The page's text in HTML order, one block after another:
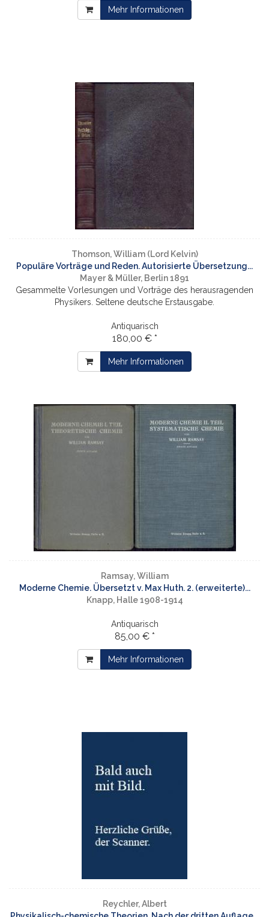
Mehr Informationen
Thomson, William (Lord Kelvin)
Populäre Vorträge und Reden. Autorisierte Übersetzung...
Mayer & Müller, Berlin 1891
Gesammelte Vorlesungen und Vorträge des herausragenden
Physikers. Seltene deutsche Erstausgabe.
Antiquarisch
180,00 € *
Mehr Informationen
Ramsay, William
Moderne Chemie. Übersetzt v. Max Huth. 2. (erweiterte)...
Knapp, Halle 1908-1914
Antiquarisch
85,00 € *
Mehr Informationen
Reychler, Albert